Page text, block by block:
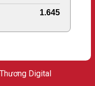
1.645
Digital